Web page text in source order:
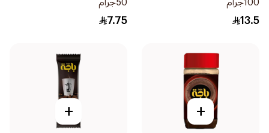
100جرام
13.5
50جرام
7.75
+
+